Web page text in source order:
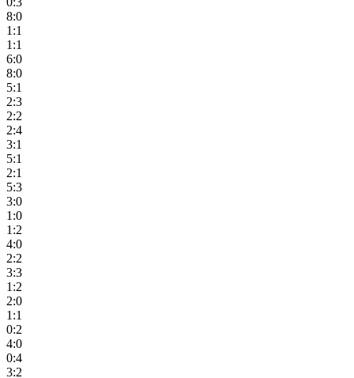
8:0
1:1
1:1
6:0
8:0
5:1
2:3
2:2
2:4
3:1
5:1
2:1
5:3
3:0
1:0
1:2
4:0
2:2
3:3
1:2
2:0
1:1
0:2
4:0
0:4
3:2